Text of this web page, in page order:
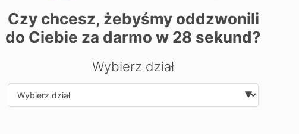
Kierunek:
Wyświetl terminy zjazdów
Dajemy
okiem
pełne
przyjęcia
Czy chcesz, żebyśmy oddzwonili
do Ciebie za darmo w 28 sekund?
Wybierz dział